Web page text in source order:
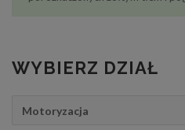
WYBIERZ DZIAŁ